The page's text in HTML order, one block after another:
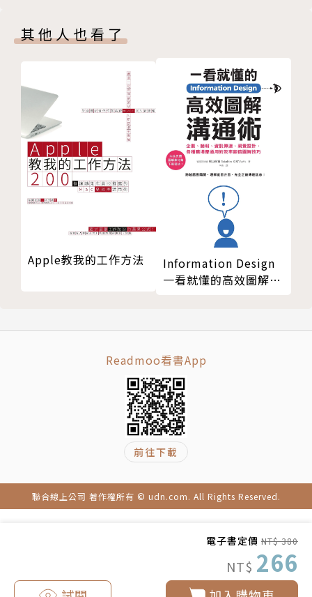
電子書定價 NT$ 380
NT$ 266
情緒是讓故事更容易被記住的原因，5個技巧讓你強化
故事中潛藏的情緒力量。
章節後的自我練習，讓你在每個環節中運用在你自身的
產品與服務上。
附上銷售故事結構範本、銷售故事清單、故事劇本，實
用方便，讓你隨時輕鬆面對客戶。
大量故事案例整理，融合行銷與心理學，解析每種故事
在客戶心中產生的效益。
作者簡介
寶僑公司消費溝通研究部總監，也是素有好評的演講者
課。他著有《說故事的領導》（Lead with a Story）
及《說故事的養育》（Parenting with a Story），
作品曾登上《華爾街日報》、Inc.、《時代》、《富比
世》、《華盛頓郵報》、《成功》，及《投資者商業日
報》（Investor’s Business Daily）報導
曾任電視台國際新聞編譯，國際通訊社財經新聞編譯。
譯有《人體素描聖經》、《行動思維時代》、《訂價背
第22章 用數據說故事
第23章 渲染事實
第25章 記下故事，隨時使用
第26章 開始動手吧！
附錄Ａ 業務員必備的25套劇本
附錄Ｂ 8步驟設計銷售故事
附錄Ｃ 故事結構範本
附錄Ｄ 本書銷售故事清單
致謝
其他人也看了
Apple教我的工作方法
Information Design
一看就懂的高效圖解溝
Readmoo看書App
前往下載
聯合線上公司 著作權所有 © udn.com. All Rights Reserved.